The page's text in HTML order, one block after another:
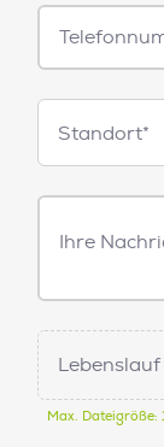
Standorte
Standort*
Freitext
Nachricht
Max. Dateigröße: